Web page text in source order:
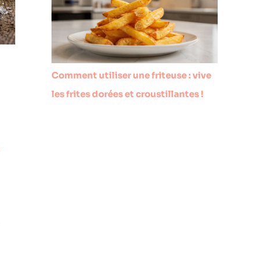
Comment utiliser une friteuse : vive
les frites dorées et croustillantes !